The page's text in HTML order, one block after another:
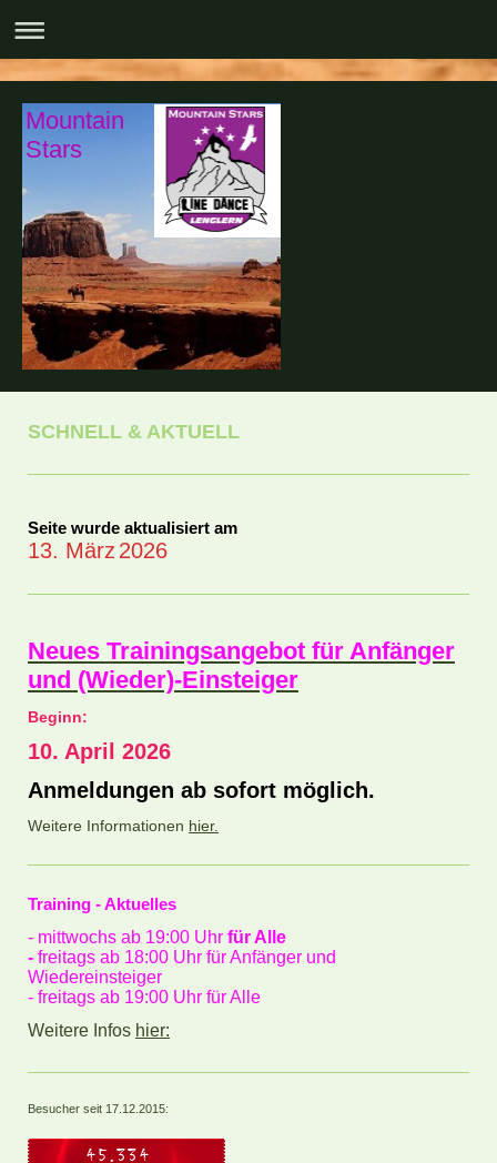
Mountain
Stars
SCHNELL & AKTUELL
Seite wurde aktualisiert am
13. März 2026
Neues Trainingsangebot für Anfänger
und (Wieder)-Einsteiger
Beginn:
10. April 2026
Anmeldungen ab sofort möglich.
Weitere Informationen hier.
Training - Aktuelles
- mittwochs ab 19:00 Uhr für Alle
- freitags ab 18:00 Uhr für Anfänger und
Wiedereinsteiger
- freitags ab 19:00 Uhr für Alle
Weitere Infos hier:
Besucher seit 17.12.2015: